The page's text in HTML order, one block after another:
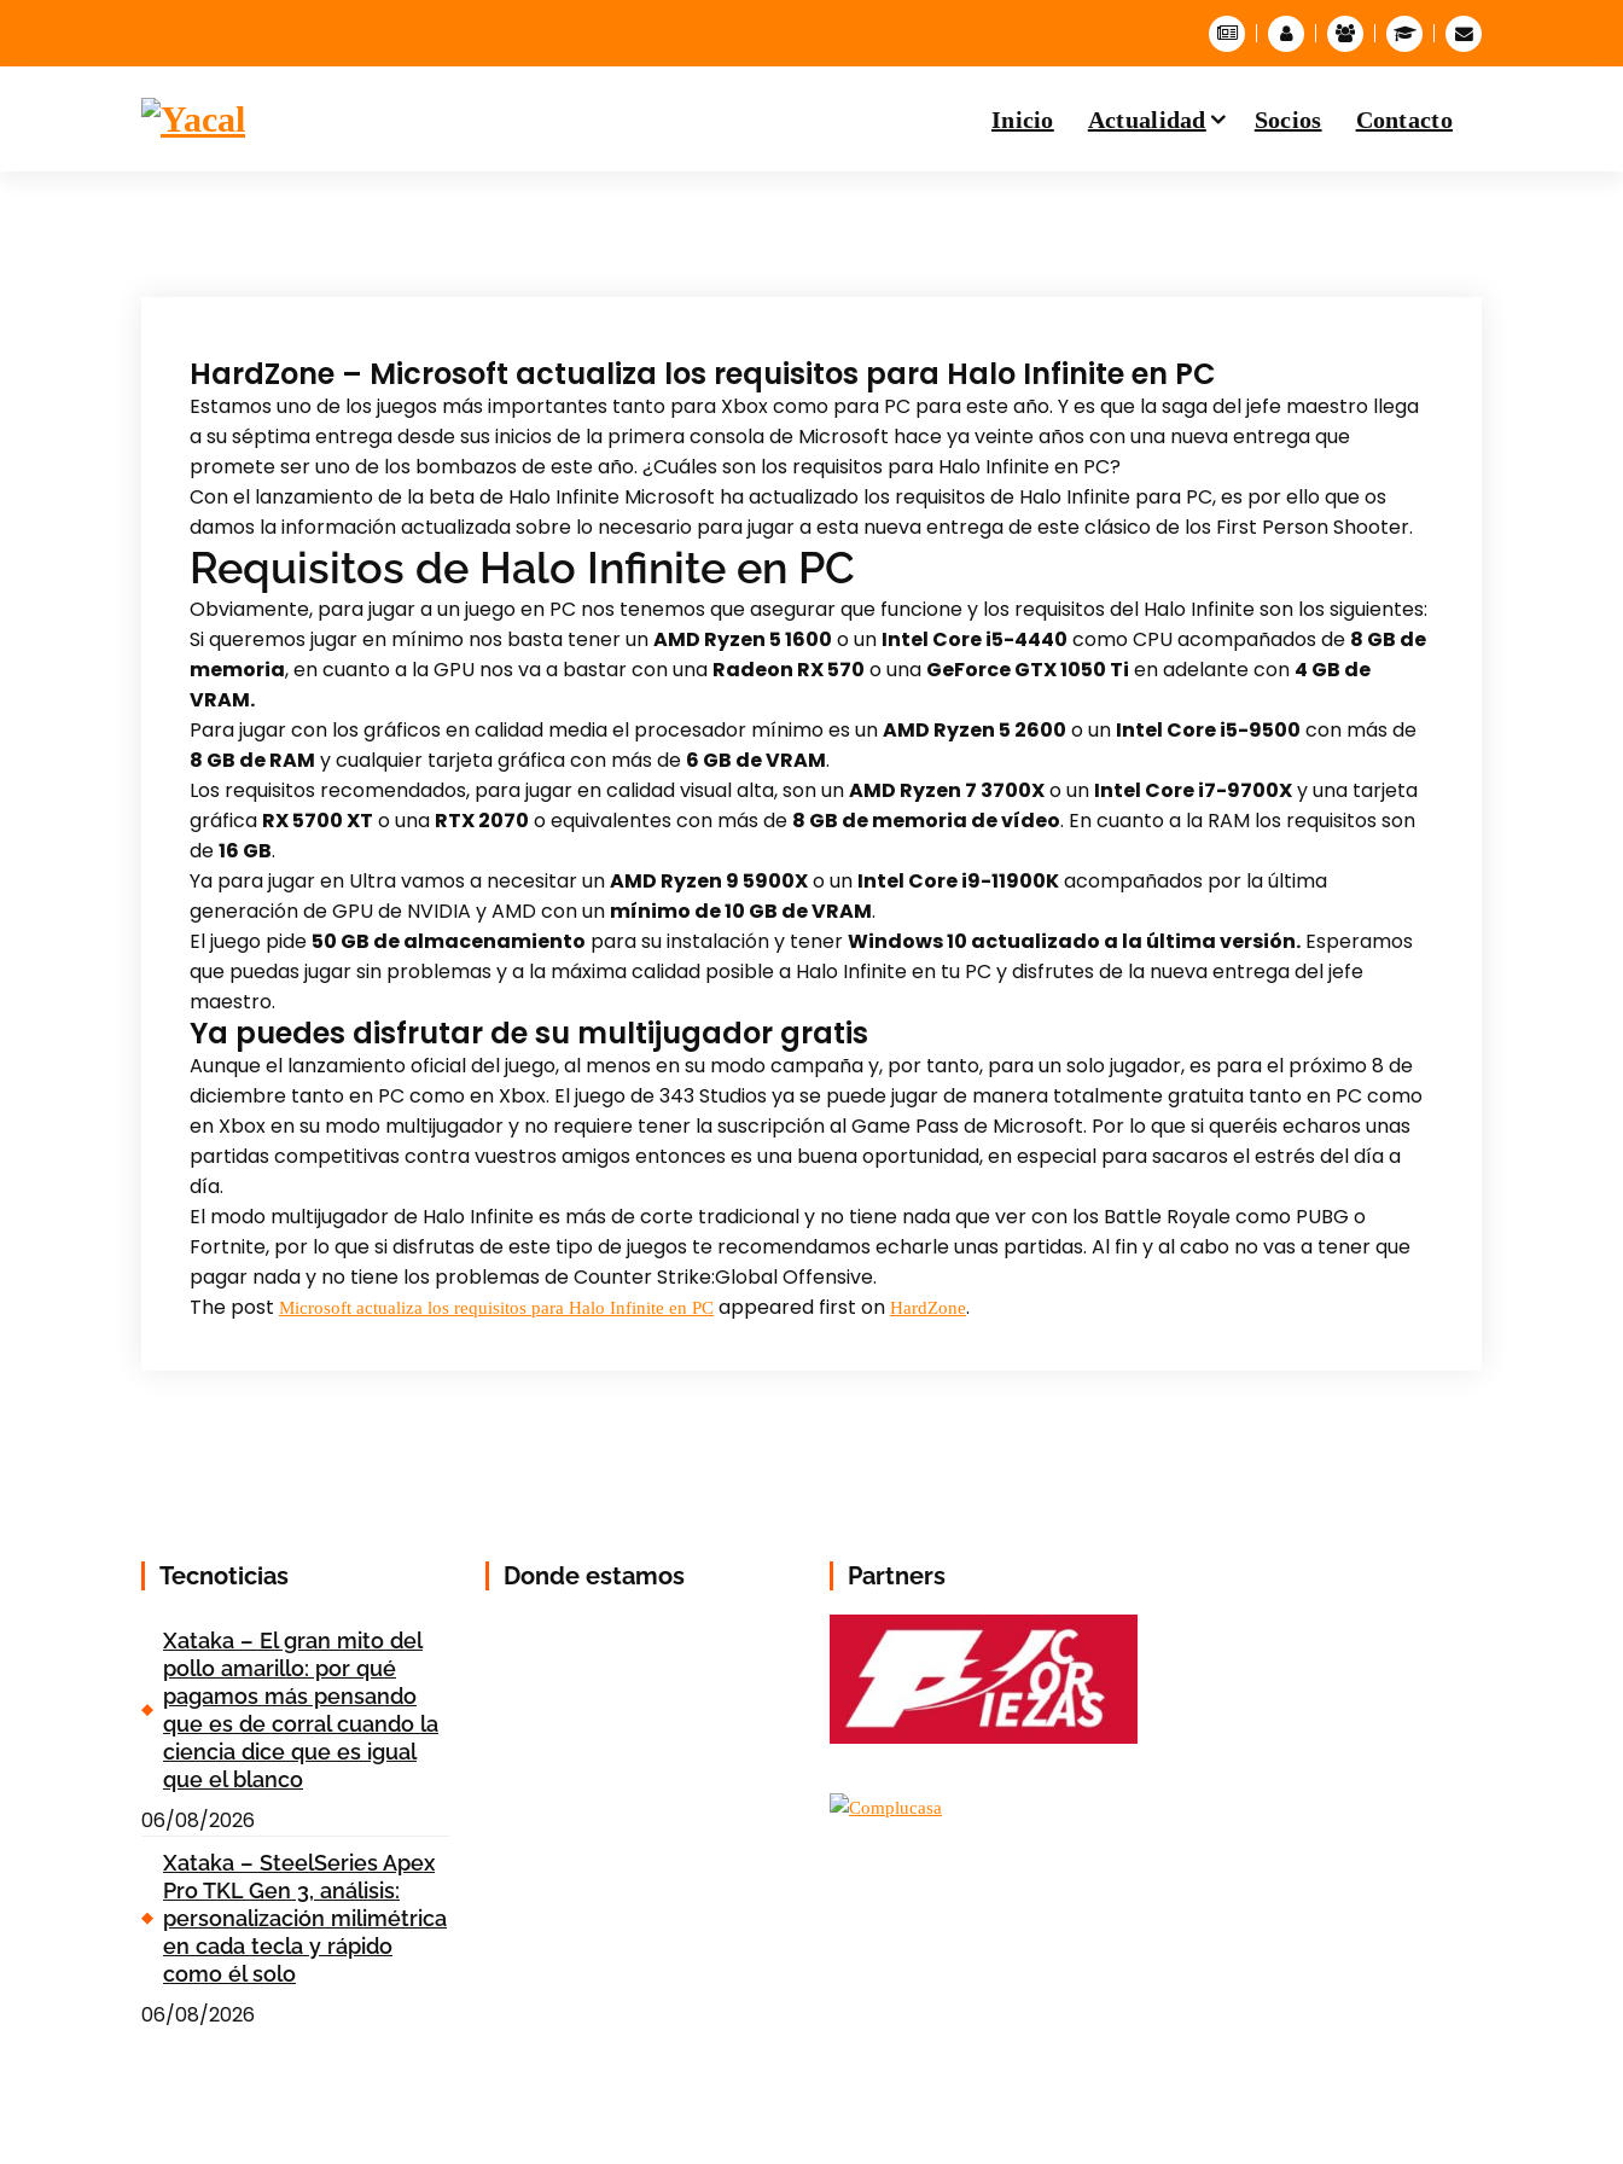
Inicio Actualidad Socios Contacto
HardZone – Microsoft actualiza los requisitos para Halo Infinite en PC
Estamos uno de los juegos más importantes tanto para Xbox como para PC para este año. Y es que la saga del jefe maestro llega
a su séptima entrega desde sus inicios de la primera consola de Microsoft hace ya veinte años con una nueva entrega que
promete ser uno de los bombazos de este año. ¿Cuáles son los requisitos para Halo Infinite en PC?
Con el lanzamiento de la beta de Halo Infinite Microsoft ha actualizado los requisitos de Halo Infinite para PC, es por ello que os
damos la información actualizada sobre lo necesario para jugar a esta nueva entrega de este clásico de los First Person Shooter.
Requisitos de Halo Infinite en PC
Obviamente, para jugar a un juego en PC nos tenemos que asegurar que funcione y los requisitos del Halo Infinite son los siguientes:
Si queremos jugar en mínimo nos basta tener unAMD Ryzen 5 1600 o un Intel Core i5-4440 como CPU acompañados de 8 GB de
memoria, en cuanto a la GPU nos va a bastar con una Radeon RX 570 o una GeForce GTX 1050 Ti en adelante con 4 GB de
VRAM.
Para jugar con los gráficos en calidad media el procesador mínimo es unAMD Ryzen 5 2600 o un Intel Core i5-9500 con más de
8 GB de RAM y cualquier tarjeta gráfica con más de 6 GB de VRAM.
Los requisitos recomendados, para jugar en calidad visual alta, son unAMD Ryzen 7 3700Xo un Intel Core i7-9700Xy una tarjeta
gráfica RX 5700 XT o una RTX 2070 o equivalentes con más de 8 GB de memoria de vídeo. En cuanto a la RAM los requisitos son
de16 GB.
Ya para jugar en Ultra vamos a necesitar unAMD Ryzen 9 5900Xo un Intel Core i9-11900Kacompañados por la última
generación de GPU de NVIDIA y AMD con un mínimo de 10 GB de VRAM.
El juego pide 50 GB de almacenamiento para su instalación y tenerWindows 10 actualizado a la última versión. Esperamos
que puedas jugar sin problemas y a la máxima calidad posible a Halo Infinite en tu PC y disfrutes de la nueva entrega del jefe
maestro.
Ya puedes disfrutar de su multijugador gratis
Aunque el lanzamiento oficial del juego, al menos en su modo campaña y, por tanto, para un solo jugador, es para el próximo 8 de
diciembre tanto en PC como en Xbox. El juego de 343 Studios ya se puede jugar de manera totalmente gratuita tanto en PC como
en Xbox en su modo multijugador y no requiere tener la suscripción al Game Pass de Microsoft. Por lo que si queréis echaros unas
partidas competitivas contra vuestros amigos entonces es una buena oportunidad, en especial para sacaros el estrés del día a
día.
El modo multijugador de Halo Infinite es más de corte tradicional y no tiene nada que ver con los Battle Royale como PUBG o
Fortnite, por lo que si disfrutas de este tipo de juegos te recomendamos echarle unas partidas. Al fin y al cabo no vas a tener que
pagar nada y no tiene los problemas de Counter Strike:Global Offensive.
The post Microsoft actualiza los requisitos para Halo Infinite en PC appeared first on HardZone.
Tecnoticias
Xataka – El gran mito del
pollo amarillo: por qué
pagamos más pensando
que es de corral cuando la
ciencia dice que es igual
que el blanco
06/08/2026
Xataka – SteelSeries Apex
Pro TKL Gen 3, análisis:
personalización milimétrica
en cada tecla y rápido
como él solo
06/08/2026
Donde estamos Partners